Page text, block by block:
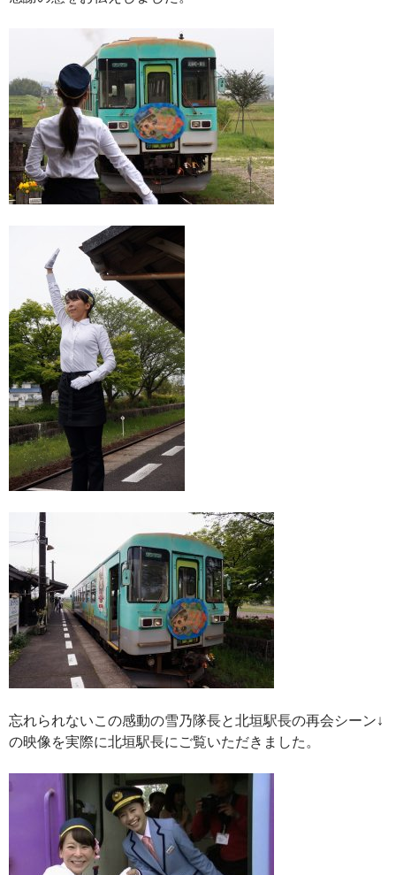
忘れられないこの感動の雪乃隊長と北垣駅長の再会シーン↓
の映像を実際に北垣駅長にご覧いただきました。